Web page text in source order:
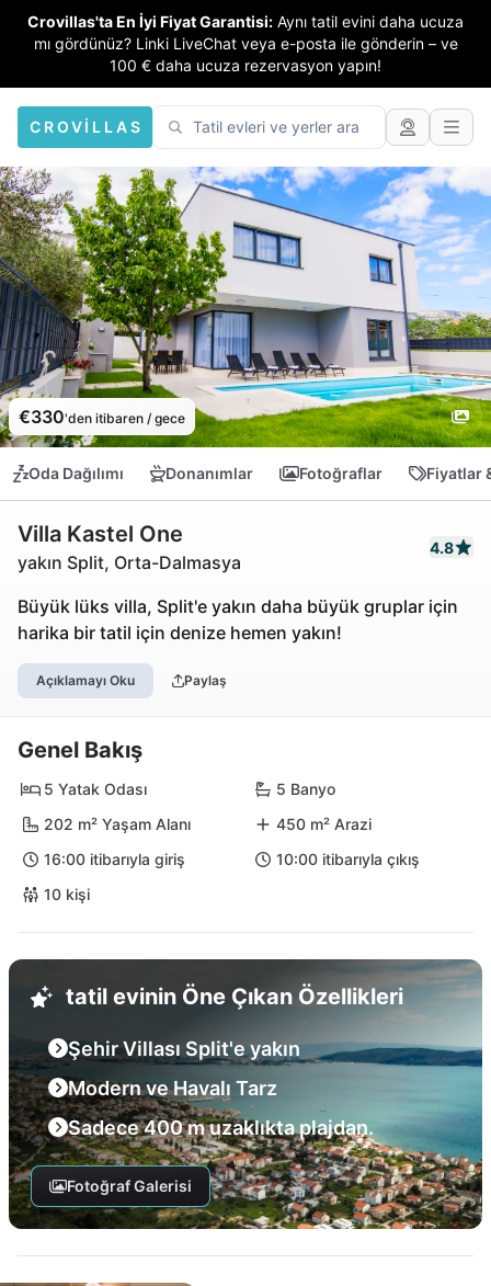
Crovillas'ta En İyi Fiyat Garantisi: Aynı tatil evini daha ucuza
mı gördünüz? Linki LiveChat veya e-posta ile gönderin – ve
100 € daha ucuza rezervasyon yapın!
CROVILLAS
€330'den itibaren / gece
Oda Dağılımı Donanımlar Fotoğraflar Fiyatlar
Villa Kastel One
yakın Split, Orta-Dalmasya
4.8
Büyük lüks villa, Split'e yakın daha büyük gruplar için
harika bir tatil için denize hemen yakın!
Açıklamayı Oku Paylaş
Genel Bakış
5 Yatak Odası
5 Banyo
202 m² Yaşam Alanı
450 m² Arazi
16:00 itibarıyla giriş
10:00 itibarıyla çıkış
10 kişi
tatil evinin Öne Çıkan Özellikleri
Şehir Villası Split'e yakın
Modern ve Havalı Tarz
Sadece 400 m uzaklıkta plajdan.
Fotoğraf Galerisi